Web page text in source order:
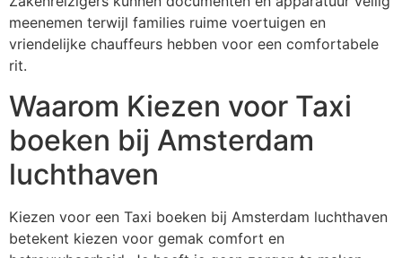
meenemen terwijl families ruime voertuigen en
vriendelijke chauffeurs hebben voor een comfortabele
rit.
Waarom Kiezen voor Taxi
boeken bij Amsterdam
luchthaven
Kiezen voor een Taxi boeken bij Amsterdam luchthaven
betekent kiezen voor gemak comfort en